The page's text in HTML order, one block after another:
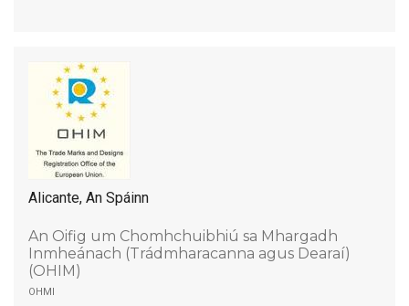
Alicante, An Spáinn
An Oifig um Chomhchuibhiú sa Mhargadh
Inmheánach (Trádmharacanna agus Dearaí)
(OHIM)
ohmi